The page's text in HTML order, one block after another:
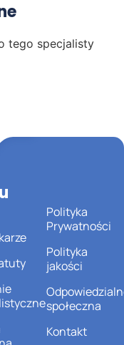
tego specjalisty
Polityka
Prywatności
Polityka
jakości
społeczna
Kontakt